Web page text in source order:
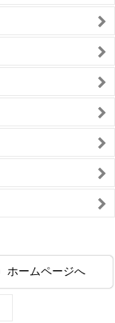
ホームページへ